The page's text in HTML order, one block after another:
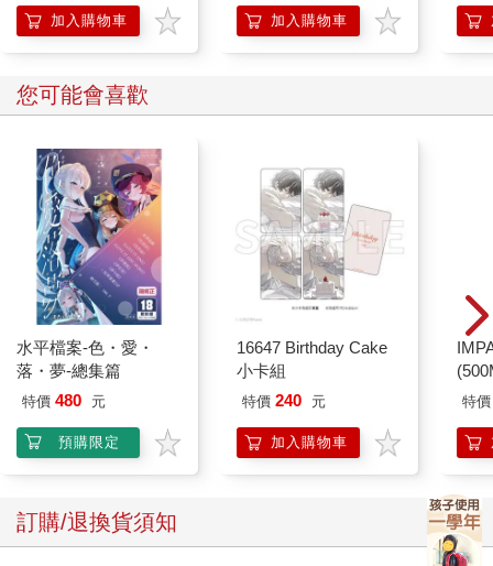
加入購物車 加入購物車
您可能會喜歡
水平檔案-色・愛・
落・夢-總集篇
特價 480 元
預購限定
16647 Birthday Cake
小卡組
特價 240 元
加入購物車
特價
訂購/退換貨須知